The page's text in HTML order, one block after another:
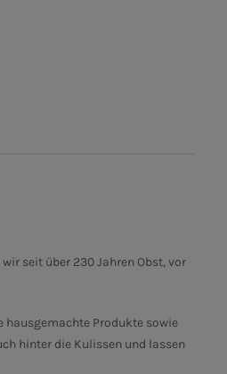
seit über 230 Jahren Obst, vor
hausgemachte Produkte sowie
hinter die Kulissen und lassen